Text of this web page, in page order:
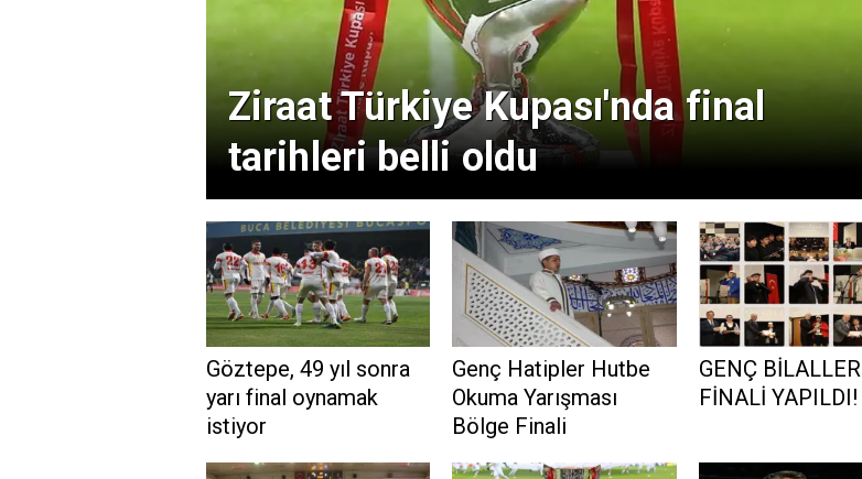
Ziraat Türkiye Kupası'nda final
tarihleri belli oldu
Göztepe, 49 yıl sonra
yarı final oynamak
istiyor
Genç Hatipler Hutbe
Okuma Yarışması
Bölge Finali
GENÇ BİLALLER
FİNALİ YAPILDI!